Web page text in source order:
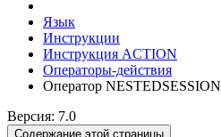
Язык
Инструкции
Инструкция ACTION
Операторы-действия
Оператор NESTEDSESSION
Версия: 7.0
Содержание этой страницы